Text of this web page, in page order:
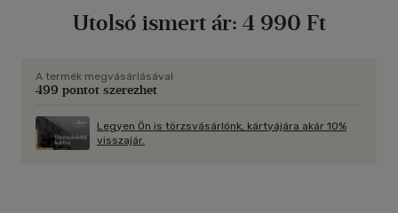
magasabbra emelheted a rezgésedet, és az elméd megtanul
pozitív gondolatrezgéseket hoz létre. Ezeknek a felemelő
megerősítéseknek a napi ismétlésével az elménk
frekvenciáit. Segítségükkel megtisztítjuk a régi gondolkodási
mintákat, az időnket és a figyelmünket a jelenre
Utolsó ismert ár: 4 990 Ft
A termék megvásárlásával
499 pontot szerezhet
Legyen Ön is törzsvásárlónk, kártyájára akár 10%
visszajár.